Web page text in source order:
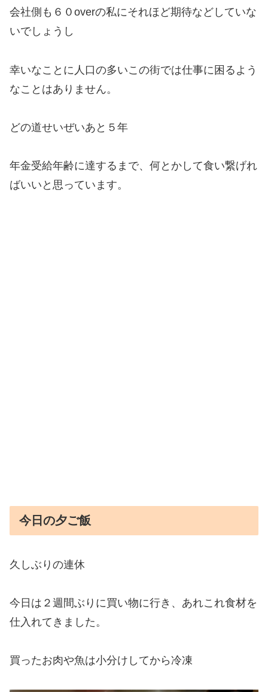
会社側も６０overの私にそれほど期待などしていな
いでしょうし
幸いなことに人口の多いこの街では仕事に困るよう
なことはありません。
どの道せいぜいあと５年
年金受給年齢に達するまで、何とかして食い繋げれ
ばいいと思っています。
今日の夕ご飯
久しぶりの連休
今日は２週間ぶりに買い物に行き、あれこれ食材を
仕入れてきました。
買ったお肉や魚は小分けしてから冷凍